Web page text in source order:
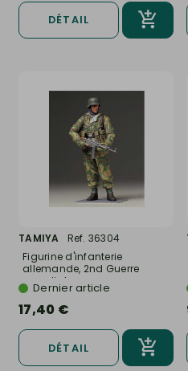
DÉTAIL
TAMIYA
Ref. 36304
Figurine d'infanterie
allemande, 2nd Guerre
mondiale,...
Dernier article
17,40 €
DÉTAIL